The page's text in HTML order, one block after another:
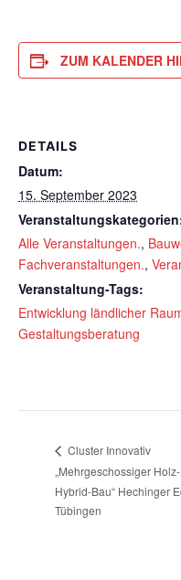
ZUM KALENDER
DETAILS
Datum:
15. September 2023
Alle Veranstaltungen.,
Fachveranstaltungen.,
Veranstaltung-Tags:
Entwicklung ländlicher
Gestaltungsberatung
Cluster Innovativ
„Mehrgeschossiger Holz-
Hybrid-Bau“ Hechinger
Tübingen